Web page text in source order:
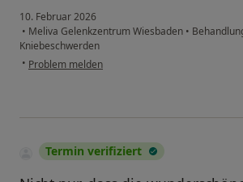
10. Februar 2026
• Meliva Gelenkzentrum Wiesbaden •
Kniebeschwerden
• Problem melden
Termin verifiziert